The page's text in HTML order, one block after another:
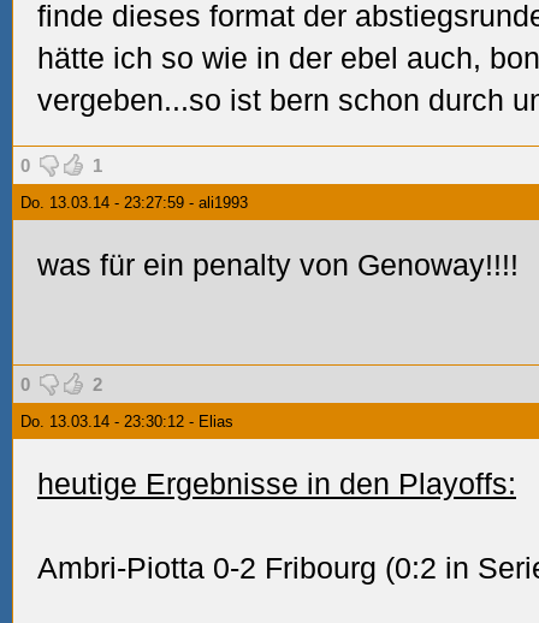
finde dieses format der
hätte ich so wie in der ebel auch,
vergeben...so ist bern schon durch
0 1
Do. 13.03.14 - 23:27:59 - ali1993
was für ein penalty von Genoway!!!!
0 2
Do. 13.03.14 - 23:30:12 - Elias
heutige Ergebnisse in den Playoffs:
Ambri-Piotta 0-2 Fribourg (0:2 in